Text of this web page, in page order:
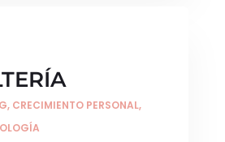
, CRECIMIENTO PERSONAL,